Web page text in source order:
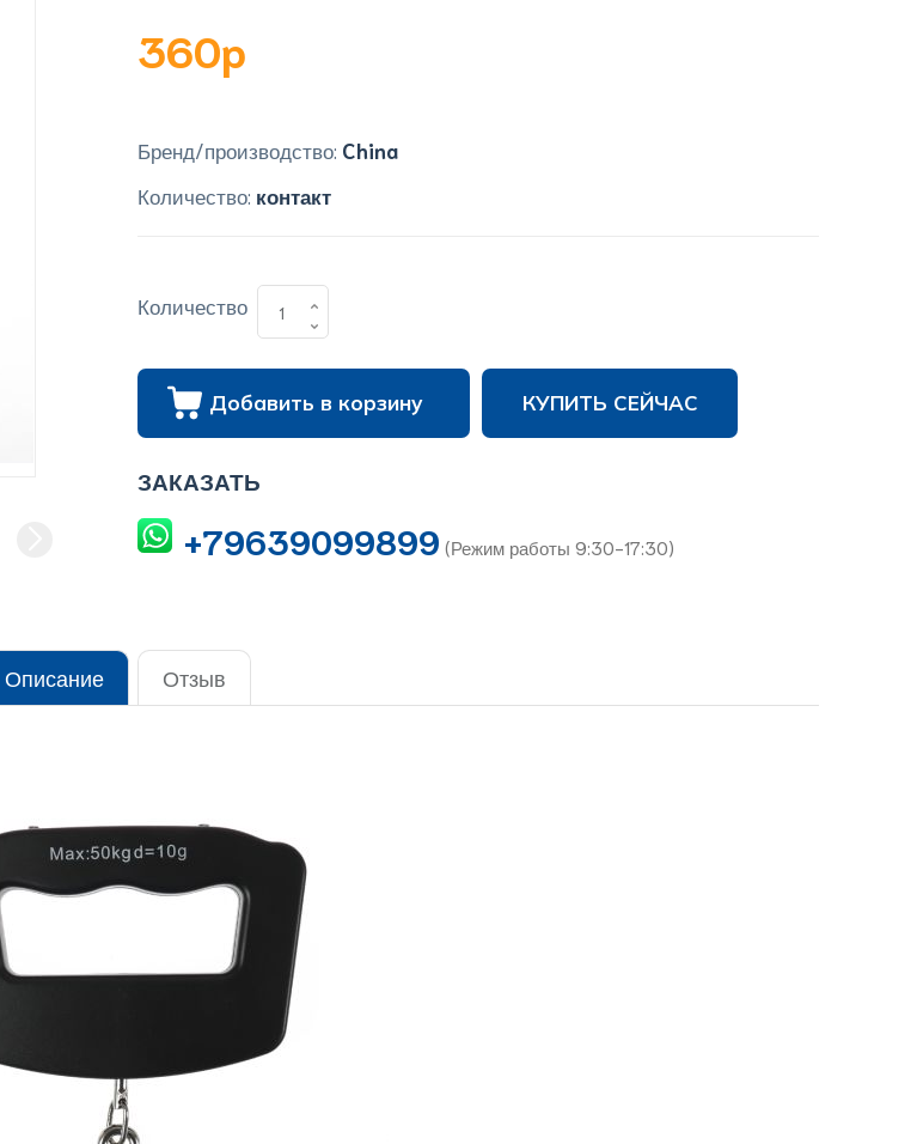
360p
Бренд/производство: China
Количество: контакт
Количество
Добавить в корзину КУПИТЬ СЕЙЧАС
ЗАКАЗАТЬ
+79639099899 (Режим работы 9:30-17:30)
Описание Отзыв